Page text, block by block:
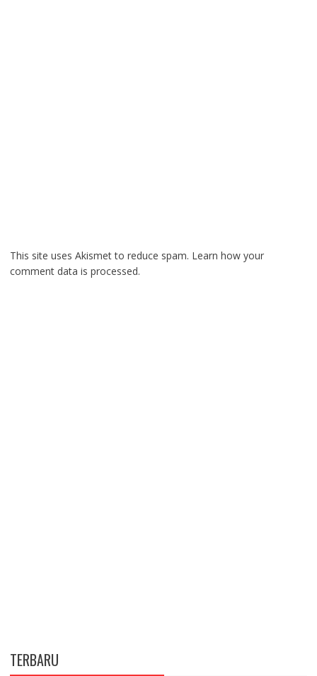
This site uses Akismet to reduce spam. Learn how your
comment data is processed.
TERBARU